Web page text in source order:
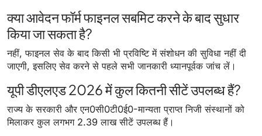
क्या आवेदन फॉर्म फाइनल सबमिट करने के बाद सुधार
किया जा सकता है?
नहीं, फाइनल सेव के बाद किसी भी प्रविष्टि में संशोधन की सुविधा नहीं दी
जाएगी, इसलिए सेव करने से पहले सभी जानकारी ध्यानपूर्वक जांच लें।
यूपी डीएलएड 2026 में कुल कितनी सीटें उपलब्ध हैं?
राज्य के सरकारी और एन0सी0टी0ई0-मान्यता प्राप्त निजी संस्थानों को
मिलाकर कुल लगभग 2.39 लाख सीटें उपलब्ध हैं।